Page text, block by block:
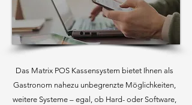
Das Matrix POS Kassensystem bietet Ihnen als
Gastronom nahezu unbegrenzte Möglichkeiten,
weitere Systeme – egal, ob Hard- oder Software,